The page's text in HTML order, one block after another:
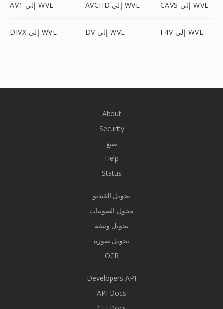
AV1 إلى WVE AVCHD إلى WVE CAVS إلى WVE
DIVX إلى WVE DV إلى WVE F4V إلى WVE
About
Security
صيغ
Help
Status
تحويل الفيديو
محول الصوتيات
تحويل وثيقة
تحويل صورة
OCR
Developers API
API Docs